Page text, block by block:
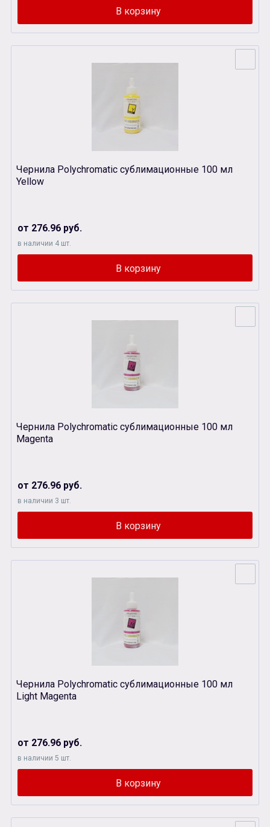
Чернила Polychromatic сублимационные 100 мл
Yellow
от 276.96 руб.
в наличии 4 шт.
Чернила Polychromatic сублимационные 100 мл
Magenta
от 276.96 руб.
в наличии 3 шт.
Чернила Polychromatic сублимационные 100 мл
Light Magenta
от 276.96 руб.
в наличии 5 шт.